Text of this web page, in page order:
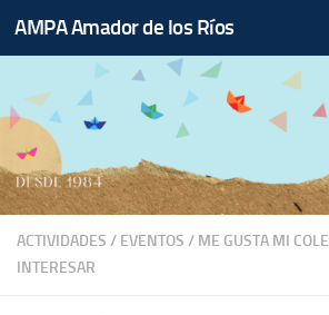
Saltar al contenido
AMPA Amador de los Ríos
ACTIVIDADES / EVENTOS / ME GUSTA MI COLE
INTERESAR